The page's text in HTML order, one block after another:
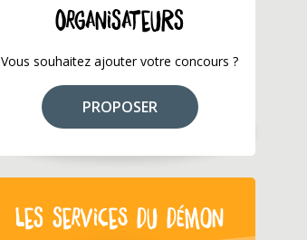
ORGANISATEURS
Vous souhaitez ajouter votre concours ?
PROPOSER
LES SERVICES DU DÉMON